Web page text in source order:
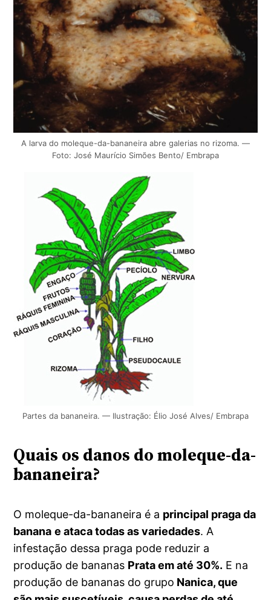
A larva do moleque-da-bananeira abre galerias no rizoma. —
Foto: José Maurício Simões Bento/ Embrapa
Partes da bananeira. — Ilustração: Élio José Alves/ Embrapa
Quais os danos do moleque-da-
bananeira?
O moleque-da-bananeira é a principal praga da
banana e ataca todas as variedades. A
infestação dessa praga pode reduzir a
produção de bananas Prata em até 30%. E na
produção de bananas do grupo Nanica, que